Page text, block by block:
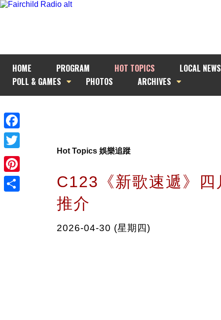
HOME PROGRAM HOT TOPICS
LOCAL NEWS
POLL & GAMES
PHOTOS ARCHIVES
Facebook
Twitter
Pinterest
Hot Topics 娛樂追蹤
C123《新歌速遞》四
推介
2026-04-30 (星期四)